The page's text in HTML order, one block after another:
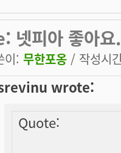
넷피아 좋아요.
이: 무한포옹 / 작성시
wrote:
Quote: